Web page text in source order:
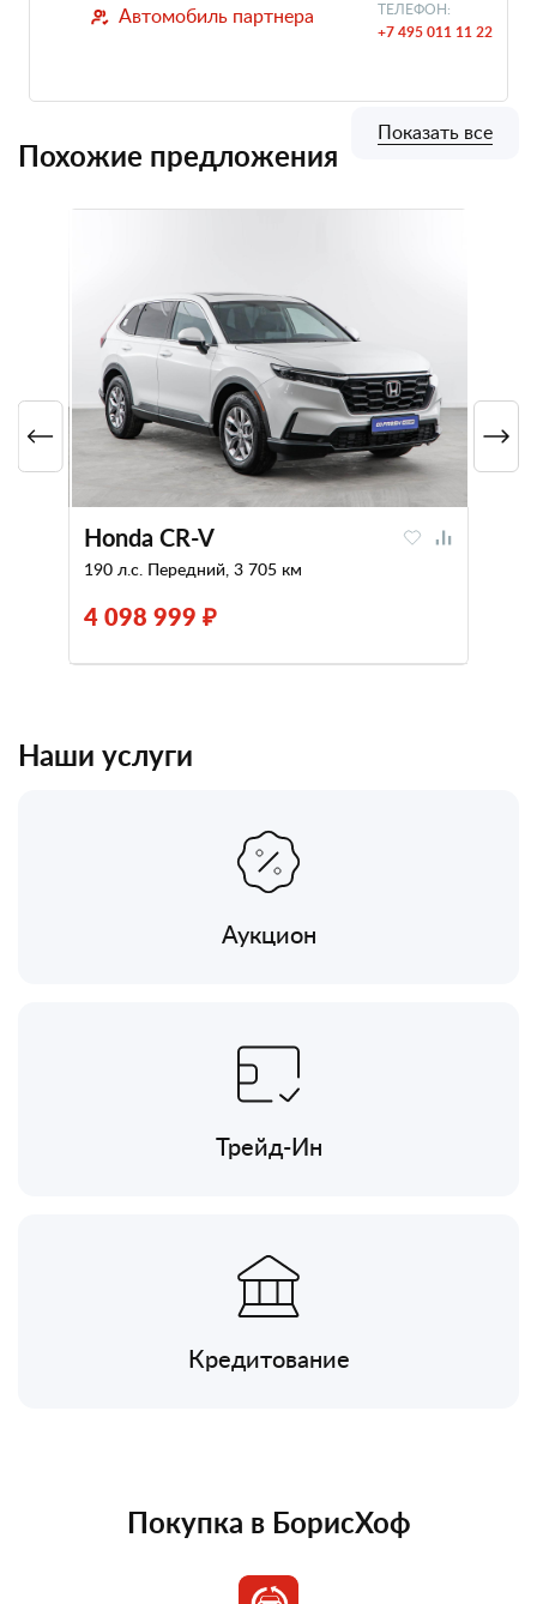
Автомобиль партнера ТЕЛЕФОН:
+7 495 011 11 22
Похожие предложения
Honda CR-V
190 л.с. Передний, 3 705 км
4 098 999 ₽
Показать все
Наши услуги
Аукцион
Трейд-Ин
Кредитование
Покупка в БорисХоф